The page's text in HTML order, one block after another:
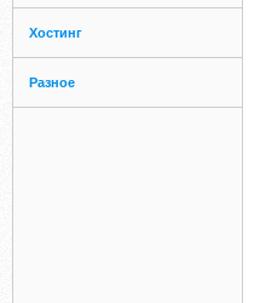
Хостинг
Разное